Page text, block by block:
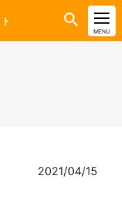
CLOSE
MENU
2021/04/15